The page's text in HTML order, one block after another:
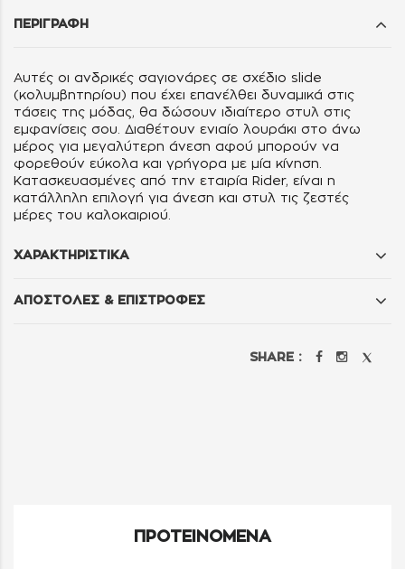
ΠΕΡΙΓΡΑΦΗ
Αυτές οι ανδρικές σαγιονάρες σε σχέδιο slide
(κολυμβητηρίου) που έχει επανέλθει δυναμικά στις
τάσεις της μόδας, θα δώσουν ιδιαίτερο στυλ στις
εμφανίσεις σου. Διαθέτουν ενιαίο λουράκι στο άνω
μέρος για μεγαλύτερη άνεση αφού μπορούν να
φορεθούν εύκολα και γρήγορα με μία κίνηση.
Κατασκευασμένες από την εταιρία Rider, είναι η
κατάλληλη επιλογή για άνεση και στυλ τις ζεστές
μέρες του καλοκαιριού.
ΧΑΡΑΚΤΗΡΙΣΤΙΚΑ
ΑΠΟΣΤΟΛΕΣ & ΕΠΙΣΤΡΟΦΕΣ
SHARE :
ΠΡΟΤΕΙΝΟΜΕΝΑ